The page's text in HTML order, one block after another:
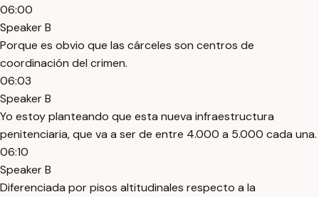
06:00
Speaker B
Porque es obvio que las cárceles son centros de
coordinación del crimen.
06:03
Speaker B
Yo estoy planteando que esta nueva infraestructura
penitenciaria, que va a ser de entre 4.000 a 5.000 cada una.
06:10
Speaker B
Diferenciada por pisos altitudinales respecto a la